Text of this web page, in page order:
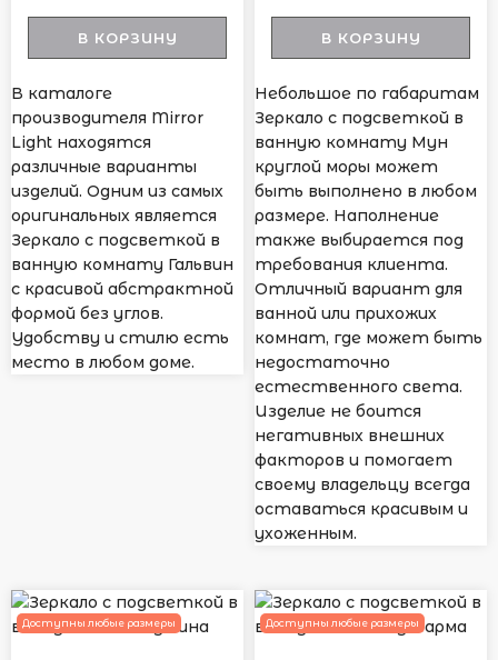
В КОРЗИНУ
В каталоге
производителя Mirror
Light находятся
различные варианты
изделий. Одним из самых
оригинальных является
Зеркало с подсветкой в
ванную комнату Гальвин
с красивой абстрактной
формой без углов.
Удобству и стилю есть
место в любом доме.
В КОРЗИНУ
Небольшое по габаритам
Зеркало с подсветкой в
ванную комнату Мун
круглой моры может
быть выполнено в любом
размере. Наполнение
также выбирается под
требования клиента.
Отличный вариант для
ванной или прихожих
комнат, где может быть
недостаточно
естественного света.
Изделие не боится
негативных внешних
факторов и помогает
своему владельцу всегда
оставаться красивым и
ухоженным.
Доступны любые размеры Доступны любые размеры